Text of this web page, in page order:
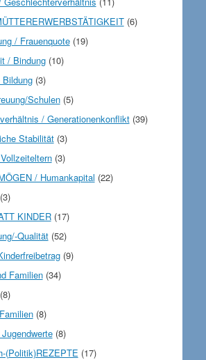
(6)
/ Frauenquote(19)
/ Bindung(10)
(3)
Schulen(5)
/ Generationenkonflikt(39)
Stabilität(3)
(3)
/ Humankapital (22)
KINDER(17)
Qualität(52)
(9)
Familien(34)
(8)
(8)
(Politik)REZEPTE (17)